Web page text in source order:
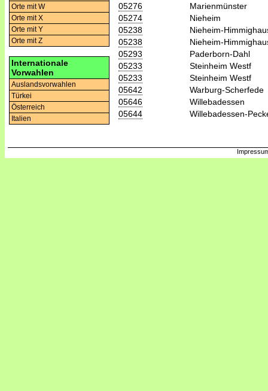
Orte mit W
Orte mit X
Orte mit Y
Orte mit Z
Internationale
Vorwahlen
Auslandsvorwahlen
Türkei
Österreich
Italien
05276
Marienmünster
05274
Nieheim
05238
Nieheim-
05238
Nieheim-
05293
Paderborn-Dahl
05233
Steinheim Westf
05233
Steinheim Westf
05642
Warburg-Scherfede
05646
Willebadessen
05644
Willebadessen-